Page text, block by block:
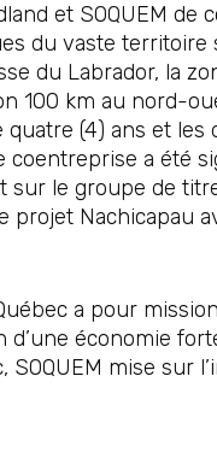
et SOQUEM
du vaste territoire
du Labrador, la
100 km au nord-
(4) ans et
a été
sur le groupe de
Nachicapau
a pour
d’une économie
SOQUEM mise